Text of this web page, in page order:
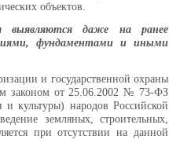
объектов.
выявляются даже на ранее
фундаментами и иными
и государственной охраны
законом от 25.06.2002 № 73-ФЗ
и культуры) народов Российской
земляных, строительных,
при отсутствии на данной